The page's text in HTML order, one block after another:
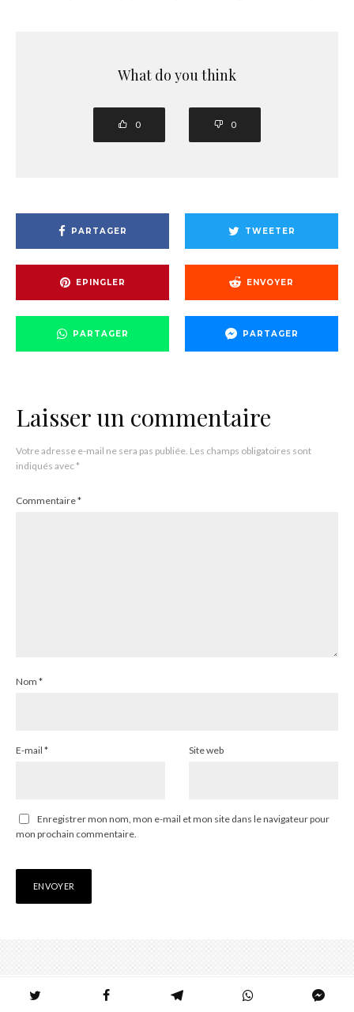
What do you think
0 0
PARTAGER TWEETER
EPINGLER ENVOYER
PARTAGER PARTAGER
Laisser un commentaire
Votre adresse e-mail ne sera pas publiée. Les champs obligatoires sont
indiqués avec*
Commentaire*
Nom *
E-mail * Site web
Enregistrer mon nom, mon e-mail et mon site dans le navigateur pour
mon prochain commentaire.